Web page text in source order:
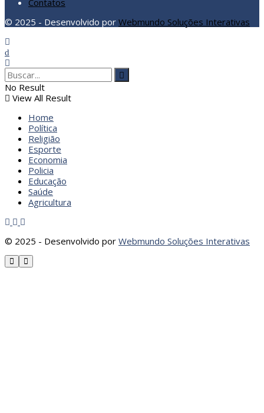
Contatos
© 2025 - Desenvolvido por Webmundo Soluções Interativas
No Result
View All Result
Home
Política
Religião
Esporte
Economia
Policia
Educação
Saúde
Agricultura
© 2025 - Desenvolvido por Webmundo Soluções Interativas